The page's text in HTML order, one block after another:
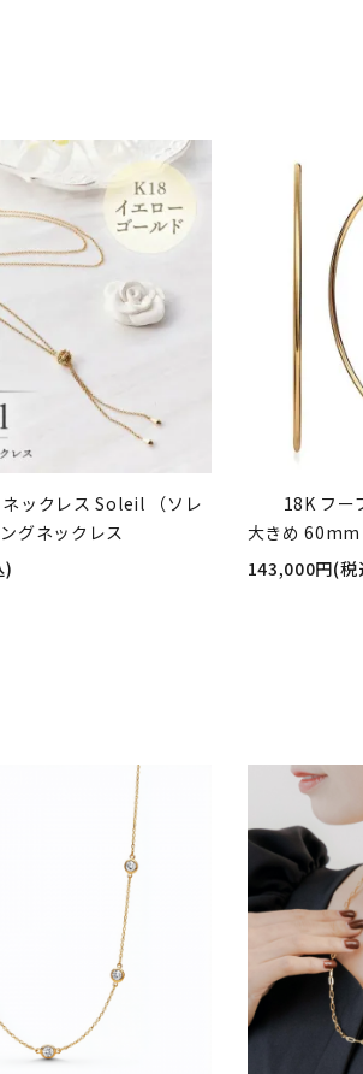
ックレス Soleil （ソレ
グネックレス
)
18K フー
大きめ 60mm
143,000円(税